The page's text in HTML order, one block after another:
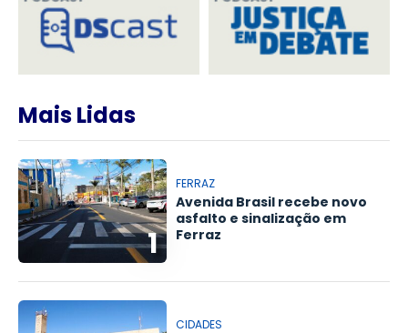
Mais Lidas
1
FERRAZ
Avenida Brasil recebe novo
asfalto e sinalização em
Ferraz
CIDADES